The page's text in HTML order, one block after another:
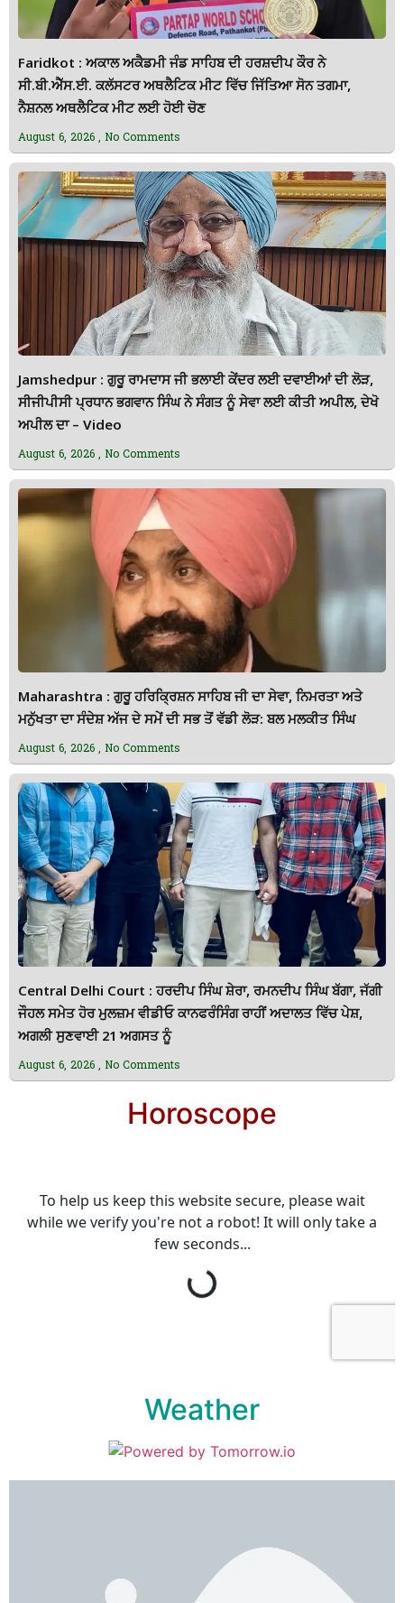
Faridkot : ਅਕਾਲ ਅਕੈਡਮੀ ਜੰਡ ਸਾਹਿਬ ਦੀ ਹਰਸ਼ਦੀਪ ਕੌਰ ਨੇ
ਸੀ.ਬੀ.ਐੱਸ.ਈ. ਕਲੱਸਟਰ ਅਥਲੈਟਿਕ ਮੀਟ ਵਿੱਚ ਜਿੱਤਿਆ ਸੋਨ ਤਗਮਾ,
ਨੈਸ਼ਨਲ ਅਥਲੈਟਿਕ ਮੀਟ ਲਈ ਹੋਈ ਚੋਣ
August 6, 2026 No Comments
Jamshedpur : ਗੁਰੂ ਰਾਮਦਾਸ ਜੀ ਭਲਾਈ ਕੇਂਦਰ ਲਈ ਦਵਾਈਆਂ ਦੀ ਲੋੜ,
ਸੀਜੀਪੀਸੀ ਪ੍ਰਧਾਨ ਭਗਵਾਨ ਸਿੰਘ ਨੇ ਸੰਗਤ ਨੂੰ ਸੇਵਾ ਲਈ ਕੀਤੀ ਅਪੀਲ, ਦੇਖੋ
ਅਪੀਲ ਦਾ – Video
August 6, 2026 No Comments
Maharashtra : ਗੁਰੂ ਹਰਿਕ੍ਰਿਸ਼ਨ ਸਾਹਿਬ ਜੀ ਦਾ ਸੇਵਾ, ਨਿਮਰਤਾ ਅਤੇ
ਮਨੁੱਖਤਾ ਦਾ ਸੰਦੇਸ਼ ਅੱਜ ਦੇ ਸਮੇਂ ਦੀ ਸਭ ਤੋਂ ਵੱਡੀ ਲੋੜ: ਬਲ ਮਲਕੀਤ ਸਿੰਘ
August 6, 2026 No Comments
Central Delhi Court : ਹਰਦੀਪ ਸਿੰਘ ਸ਼ੇਰਾ, ਰਮਨਦੀਪ ਸਿੰਘ ਬੱਗਾ, ਜੱਗੀ
ਜੌਹਲ ਸਮੇਤ ਹੋਰ ਮੁਲਜ਼ਮ ਵੀਡੀਓ ਕਾਨਫਰੰਸਿੰਗ ਰਾਹੀਂ ਅਦਾਲਤ ਵਿੱਚ ਪੇਸ਼,
ਅਗਲੀ ਸੁਣਵਾਈ 21 ਅਗਸਤ ਨੂੰ
August 6, 2026 No Comments
Horoscope
Weather